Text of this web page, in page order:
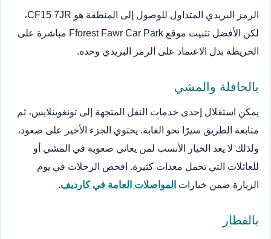
الرمز البريدي المتداول للوصول إلى المنطقة هو CF15 7JR،
لكن الأفضل تثبيت موقع Fforest Fawr Car Park مباشرة على
الخريطة بدل الاعتماد على الرمز البريدي وحده.
بالحافلة والمشي
يمكن استقلال إحدى خدمات النقل المتجهة إلى تونغوينلايس، ثم
متابعة الطريق سيرًا نحو الغابة. يحتوي الجزء الأخير على صعود،
ولذلك لا يعد الخيار الأنسب لمن يعاني صعوبة في المشي أو
للعائلات التي تحمل معدات كثيرة. افحص الرحلات في يوم
الزيارة ضمن خيارات المواصلات العامة في كارديف.
بالقطار